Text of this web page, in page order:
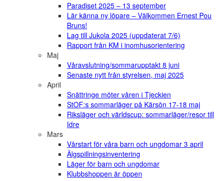
Paradiset 2025 – 13 september
Lär känna ny löpare – Välkommen Ernest Pou
Bruns!
Lag till Jukola 2025 (uppdaterat 7/6)
Rapport från KM i inomhusorientering
Maj
Våravslutning/sommarupptakt 8 juni
Senaste nytt från styrelsen, maj 2025
April
Snättringe möter våren i Tjeckien
StOF:s sommarläger på Kärsön 17-18 maj
Riksläger och världscup: sommarläger/resor till
Idre
Mars
Vårstart för våra barn och ungdomar 3 april
Älgspillningsinventering
Läger för barn och ungdomar
Klubbshoppen är öppen